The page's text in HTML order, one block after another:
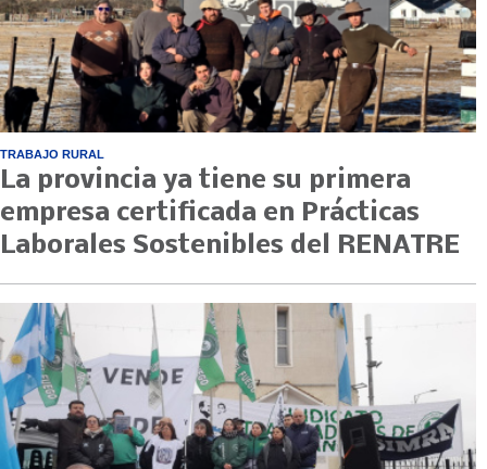
TRABAJO RURAL
La provincia ya tiene su primera
empresa certificada en Prácticas
Laborales Sostenibles del RENATRE